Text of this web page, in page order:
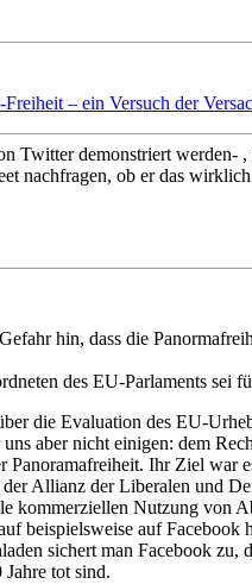
– ein Versuch der
Twitter demonstriert werden-
nachfragen, ob er das
hin, dass die
des EU-Parlaments sei
die Evaluation des EU-
aber nicht einigen: dem
Ihr Ziel
Allianz der Liberalen und
kommerziellen Nutzung
beispielsweise auf
sichert man Facebook
tot sind.